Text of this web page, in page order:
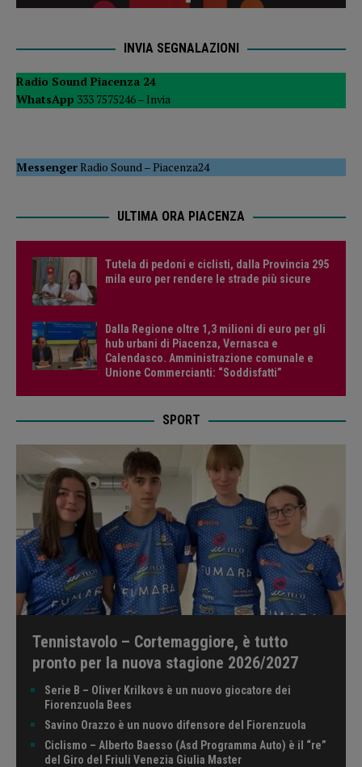
INVIA SEGNALAZIONI
Radio Sound Piacenza 24
WhatsApp 333 7575246 – Invia
MessengerRadio Sound –Piacenza24
ULTIMA ORA PIACENZA
Tutela di pedoni e ciclisti, dalla Provincia 295
mila euro per rendere le strade più sicure
Dalla Regione oltre 1,3 milioni di euro per gli
hub urbani di Piacenza, Vernasca e
Calendasco. Amministrazione comunale e
Unione Commercianti: “Soddisfatti”
SPORT
Tennistavolo – Cortemaggiore, è tutto
pronto per la nuova stagione 2026/2027
Serie B – Oliver Krilkovs è un nuovo giocatore dei
Fiorenzuola Bees
Savino Orazzo è un nuovo difensore del Fiorenzuola
Ciclismo – Alberto Baesso (Asd Programma Auto) è il “re”
del Giro del Friuli Venezia Giulia Master